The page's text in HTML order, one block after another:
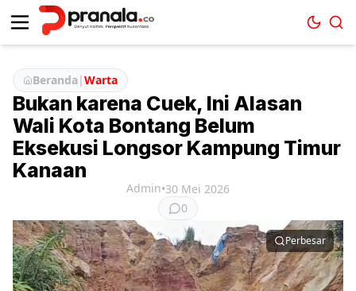
Beranda|Warta
Bukan karena Cuek, Ini Alasan
Wali Kota Bontang Belum
Eksekusi Longsor Kampung Timur
Kanaan
Admin•30 Mei 2026
0
Perbesar